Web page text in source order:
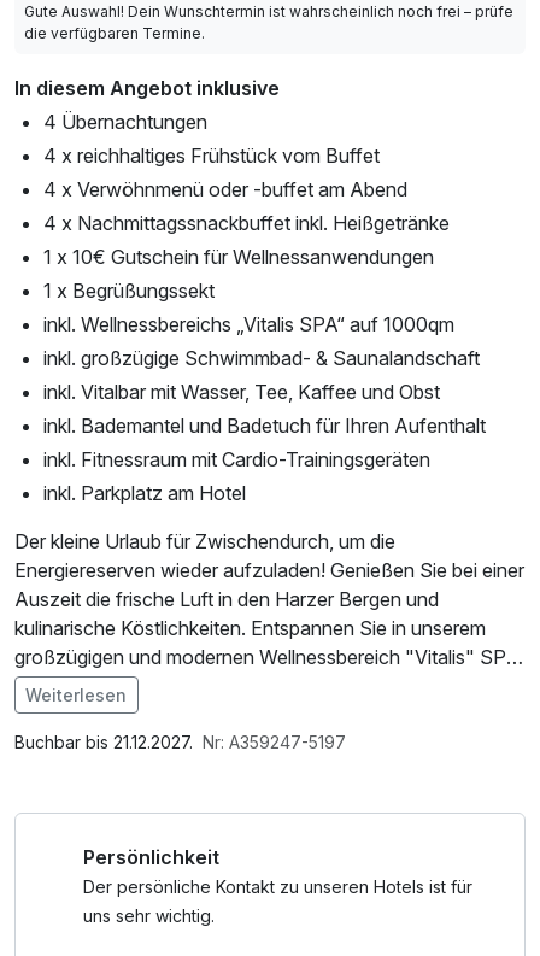
Gute Auswahl! Dein Wunschtermin ist wahrscheinlich noch frei – prüfe
die verfügbaren Termine.
In diesem Angebot inklusive
4 Übernachtungen
4 x reichhaltiges Frühstück vom Buffet
4 x Verwöhnmenü oder -buffet am Abend
4 x Nachmittagssnackbuffet inkl. Heißgetränke
1 x 10€ Gutschein für Wellnessanwendungen
1 x Begrüßungssekt
inkl. Wellnessbereichs „Vitalis SPA“ auf 1000qm
inkl. großzügige Schwimmbad- & Saunalandschaft
inkl. Vitalbar mit Wasser, Tee, Kaffee und Obst
inkl. Bademantel und Badetuch für Ihren Aufenthalt
inkl. Fitnessraum mit Cardio-Trainingsgeräten
inkl. Parkplatz am Hotel
Der kleine Urlaub für Zwischendurch, um die
Energiereserven wieder aufzuladen! Genießen Sie bei einer
Auszeit die frische Luft in den Harzer Bergen und
kulinarische Köstlichkeiten. Entspannen Sie in unserem
großzügigen und modernen Wellnessbereich "Vitalis" SPA.
Das „Vitalis SPA“ erstreckt sich über großzügige 1.000
Quadratmeter und ist ein Rückzugsort für ganzheitliche
Alltag hinter sich. In den liebevoll gestalteten
Ruhebereichen – sowohl im Innen- als auch im
Außenbereich – entfaltet sich nachhaltige
Im Angebot enthalten
Saunabenutzung, Saunatuch, Leihbademantel, Parkplatz,
Weiterlesen
Buchbar bis 21.12.2027. Nr: A359247-5197
Persönlichkeit
Der persönliche Kontakt zu unseren Hotels ist für
uns sehr wichtig.